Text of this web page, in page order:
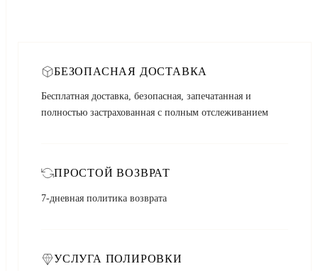
БЕЗОПАСНАЯ ДОСТАВКА
Бесплатная доставка, безопасная, запечатанная и
полностью застрахованная с полным отслеживанием
ПРОСТОЙ ВОЗВРАТ
7-дневная политика возврата
УСЛУГА ПОЛИРОВКИ